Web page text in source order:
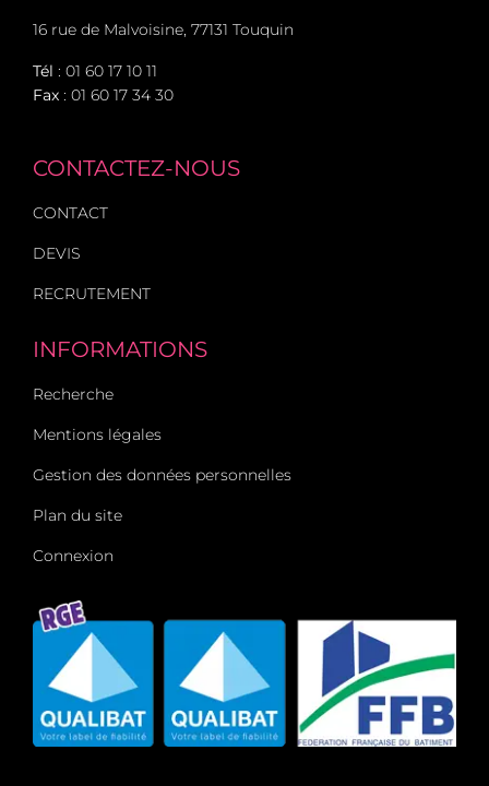
16 rue de Malvoisine, 77131 Touquin
Tél : 01 60 17 10 11
Fax : 01 60 17 34 30
CONTACTEZ-NOUS
CONTACT
DEVIS
RECRUTEMENT
INFORMATIONS
Recherche
Mentions légales
Gestion des données personnelles
Plan du site
Connexion